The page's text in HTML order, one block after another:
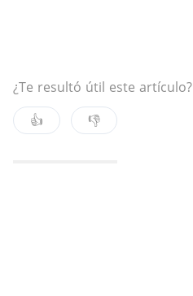
¿Te resultó útil este artículo?
👍
👎